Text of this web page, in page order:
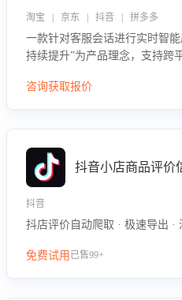
淘宝 | 京东 | 抖音 | 拼多多
一款针对客服会话进行实时智能
持续提升”为产品理念，支持跨
队的销服能力。
咨询获取报价
抖音小店商品评价
抖音
抖店评价自动爬取 · 极速导出 ·
免费试用 已售99+